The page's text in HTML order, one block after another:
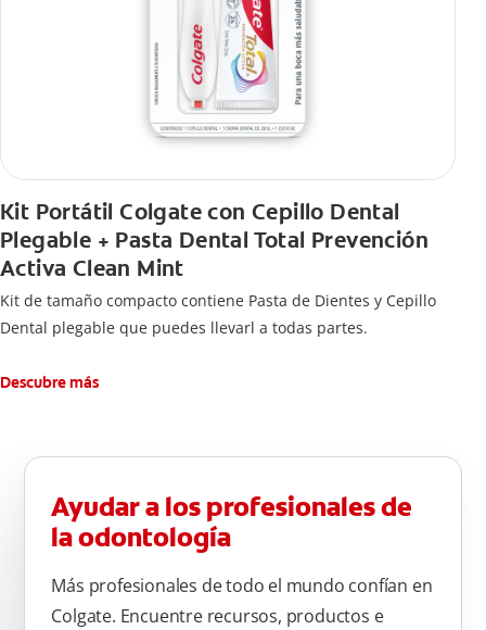
Kit Portátil Colgate con Cepillo Dental
Plegable + Pasta Dental Total Prevención
Activa Clean Mint
Kit de tamaño compacto contiene Pasta de Dientes y Cepillo
Dental plegable que puedes llevarl a todas partes.
Descubre más
Ayudar a los profesionales de
la odontología
Más profesionales de todo el mundo confían en
Colgate. Encuentre recursos, productos e